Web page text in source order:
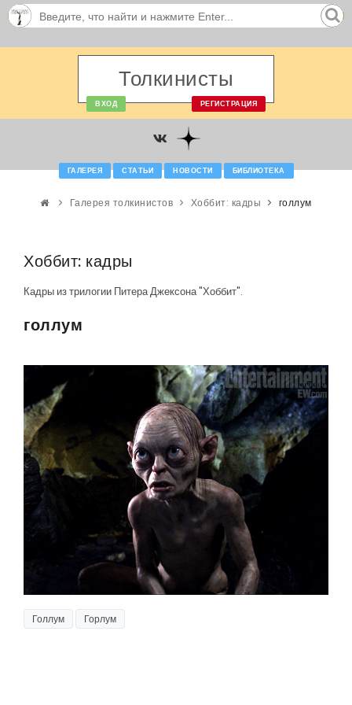
Толкинисты
ВХОД РЕГИСТРАЦИЯ
ГАЛЕРЕЯ СТАТЬИ НОВОСТИ БИБЛИОТЕКА
Галерея толкинистов Хоббит: кадры голлум
Хоббит: кадры
Кадры из трилогии Питера Джексона "Хоббит".
голлум
Голлум Горлум